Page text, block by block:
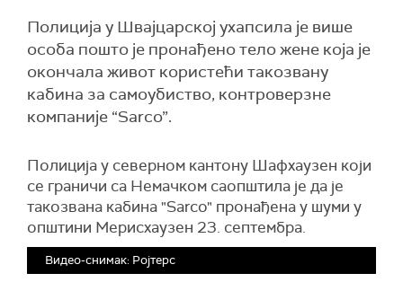
Полиција у Швајцарској ухапсила је више
особа пошто је пронађено тело жене која је
окончала живот користећи такозвану
кабина за самоубиство, контроверзне
компаније “Sarco”.
Полиција у северном кантону Шафхаузен који
се граничи са Немачком саопштила је да је
такозвана кабина "Sarco" пронађена у шуми у
општини Мерисхаузен 23. септембра.
Видео-снимак: Ројтерс